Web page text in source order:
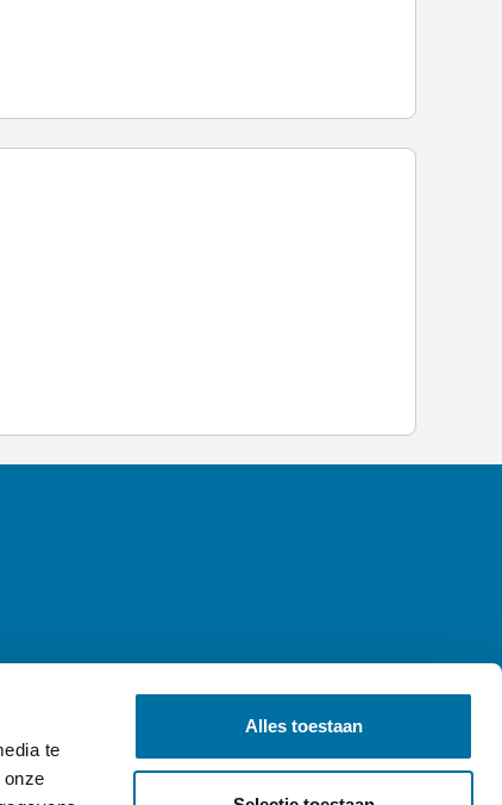
te
Alles toestaan